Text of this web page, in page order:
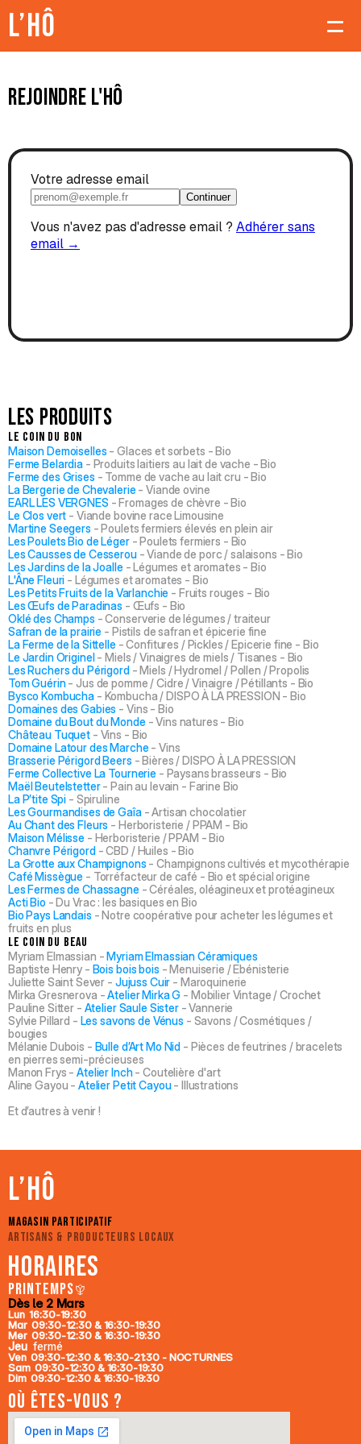
L’Hô
À propos
Précommande
Adhérer
Contact
Rejoindre L'Hô
Les Produits
Le coin du bon
Maison Demoiselles - Glaces et sorbets - Bio
Ferme Belardia - Produits laitiers au lait de vache - Bio
Ferme des Grises - Tomme de vache au lait cru - Bio
La Bergerie de Chevalerie - Viande ovine
EARL LES VERGNES - Fromages de chèvre - Bio
Le Clos vert - Viande bovine race Limousine
Martine Seegers - Poulets fermiers élevés en plein air
Les Poulets Bio de Léger- Poulets fermiers - Bio
Les Causses de Cesserou- Viande de porc / salaisons - Bio
Les Jardins de la Joalle - Légumes et aromates - Bio
L'Âne Fleuri - Légumes et aromates - Bio
Les Petits Fruits de la Varlanchie - Fruits rouges - Bio
Les Œufs de Paradinas - Œufs - Bio
Oklé des Champs - Conserverie de légumes / traiteur
Safran de la prairie - Pistils de safran et épicerie fine
La Ferme de la Sittelle - Confitures / Pickles / Epicerie fine - Bio
Le Jardin Originel- Miels / Vinaigres de miels / Tisanes - Bio
Les Ruchers du Périgord- Miels / Hydromel / Pollen / Propolis
Tom Guérin- Jus de pomme / Cidre / Vinaigre / Pétillants - Bio
Bysco Kombucha - Kombucha /DISPO À LA PRESSION - Bio
Domaines des Gabies - Vins - Bio
Domaine du Bout du Monde - Vins natures - Bio
Château Tuquet - Vins - Bio
Domaine Latour des Marche - Vins
Brasserie Périgord Beers - Bières /DISPO À LA PRESSION
Ferme Collective La Tournerie - Paysans brasseurs - Bio
Maël Beutelstetter- Pain au levain - Farine Bio
La P’tite Spi - Spiruline
Les Gourmandises de Gaîa- Artisan chocolatier
Au Chant des Fleurs - Herboristerie / PPAM - Bio
Maison Mélisse - Herboristerie / PPAM - Bio
Chanvre Périgord- CBD / Huiles - Bio
La Grotte aux Champignons - Champignons cultivés et mycothérapie
Café Missègue - Torréfacteur de café - Bio et spécial origine
Les Fermes de Chassagne -Céréales, oléagineux et protéagineux
Acti Bio - Du Vrac : les basiques en Bio
Bio Pays Landais - Notre coopérative pour acheter les légumes et
fruits en plus
Le coin du beau
Myriam Elmassian -Myriam ElmassianCéramiques
Baptiste Henry - Bois bois bois - Menuiserie / Ebénisterie
Juliette Saint Sever - Jujuss Cuir - Maroquinerie
Mirka Gresnerova -Atelier Mirka G - Mobilier Vintage / Crochet
Pauline Sitter - Atelier Saule Sister- Vannerie
Sylvie Pillard - Les savons de Vénus - Savons / Cosmétiques /
bougies
Mélanie Dubois - Bulle d’Art Mo Nid - Pièces de feutrines / bracelets
en pierres semi-précieuses
Manon Frys -Atelier Inch- Coutelière d'art
Aline Gayou -Atelier Petit Cayou- Illustrations
Et d’autres à venir !
L’Hô
Magasin participatif
Artisans & producteurs locaux
HORAIRES
Printemps
Dès le 2 Mars
Lun  16:30-19:30
Mar  09:30-12:30 & 16:30-19:30
Mer  09:30-12:30 & 16:30-19:30
Jeu
  fermé
Ven  09:30-12:30 & 16:30-21:30 - NOCTURNES
Sam  09:30-12:30 & 16:30-19:30
Dim  09:30-12:30 & 16:30-19:30
Où Êtes-vous ?